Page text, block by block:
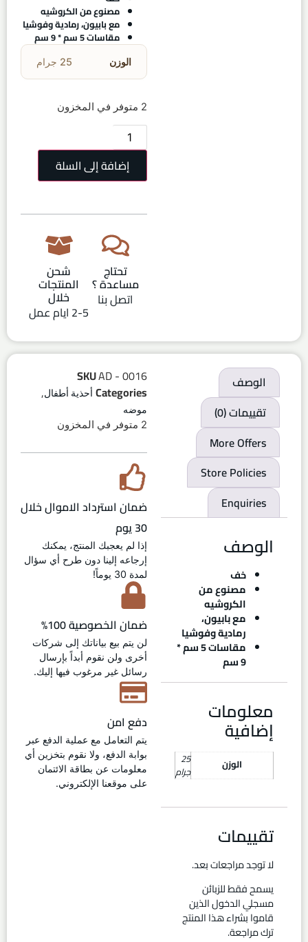
مصنوع من الكروشيه
مع بابيون، رمادية وفوشيا
مقاسات 5 سم * 9 سم
الوزن 25 جرام
2 متوفر في المخزون
إضافة إلى السلة
تحتاج
مساعدة ؟
اتصل بنا
شحن
المنتجات
خلال
2-5 ايام عمل
الوصف
تقييمات (0)
More Offers
Store Policies
Enquiries
الوصف
خف
مصنوع من
الكروشيه
مع بابيون،
رمادية وفوشيا
مقاسات 5 سم *
9 سم
معلومات
إضافية
الوزن 25
جرام
تقييمات
لا توجد مراجعات بعد.
يسمح فقط للزبائن
مسجلي الدخول الذين
قاموا بشراء هذا المنتج
ترك مراجعة.
SKUAD - 0016
Categories أحذية أطفال,
موضه
2 متوفر في المخزون
ضمان استرداد الاموال خلال
30 يوم
إذا لم يعجبك المنتج، يمكنك
إرجاعه إلينا دون طرح أي سؤال
لمدة 30 يوماً!
ضمان الخصوصية 100%
لن يتم بيع بياناتك إلى شركات
أخرى ولن نقوم أبداً بإرسال
رسائل غير مرغوب فيها إليك.
دفع امن
يتم التعامل مع عملية الدفع عبر
بوابة الدفع، ولا نقوم بتخزين أي
معلومات عن بطاقة الائتمان
على موقعنا الإلكتروني.